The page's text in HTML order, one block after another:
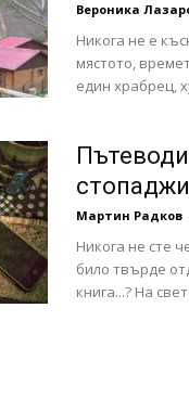
живот
Вероника
Никога не е
мястото,
един храбрец,
Мартин Радков
Никога не сте
било твърде
книга...? На